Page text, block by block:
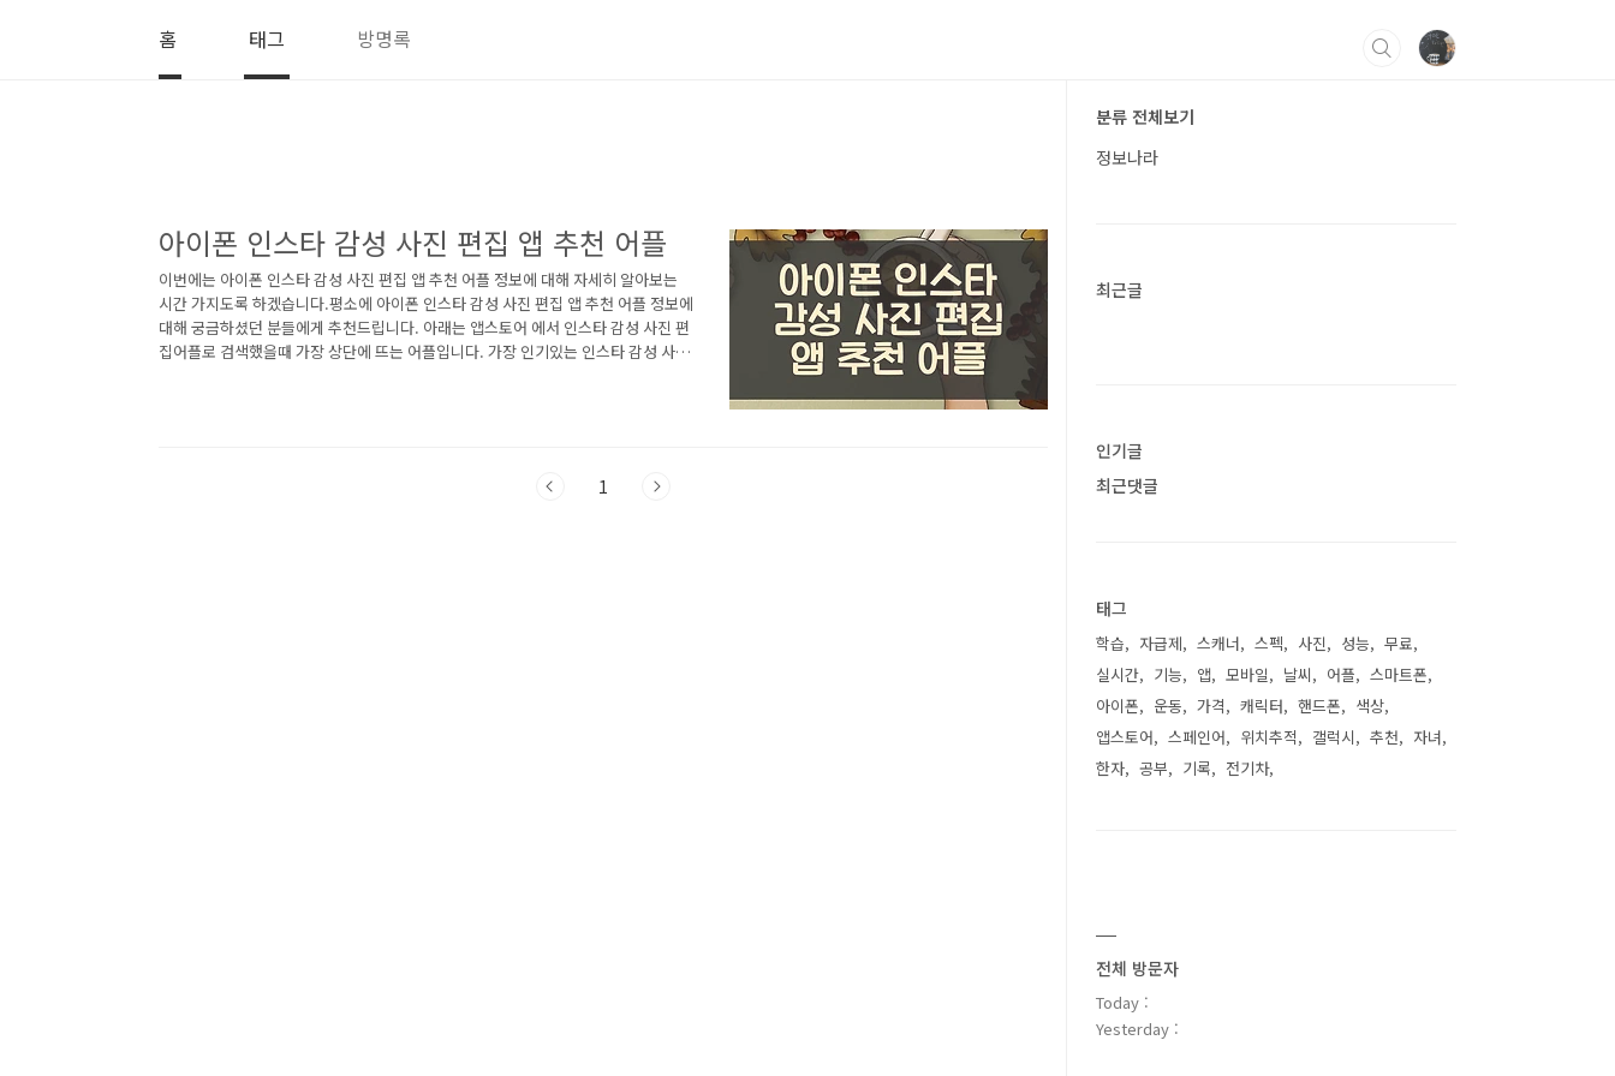
홈 태그 방명록
아이폰 인스타 감성 사진 편집 앱 추천 어플
이번에는 아이폰 인스타 감성 사진 편집 앱 추천 어플 정보에 대해 자세히 알아보는
시간 가지도록 하겠습니다.평소에 아이폰 인스타 감성 사진 편집 앱 추천 어플 정보에
대해 궁금하셨던 분들에게 추천드립니다. 아래는 앱스토어 에서 인스타 감성 사진 편
집어플로 검색했을때 가장 상단에 뜨는 어플입니다. 가장 인기있는 인스타 감성 사진
1
분류 전체보기
정보나라
최근글
인기글
최근댓글
태그
학습 자급제 스캐너 스펙 사진 성능
무료
실시간
기능 앱 모바일 날씨 어플
스마트폰
아이폰
운동 가격 캐릭터 핸드폰
색상
앱스토어
스페인어 위치추적 갤럭시 추천
자녀
한자
공부 기록 전기차
전체 방문자
Today :
Yesterday :